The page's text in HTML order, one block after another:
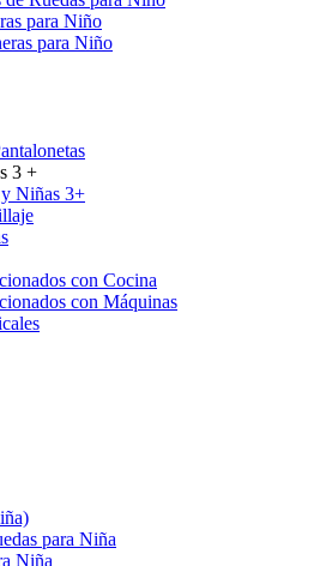
para Niño
para Niño
3 +
Niñas 3+
con Cocina
con Máquinas
para Niña
Niña